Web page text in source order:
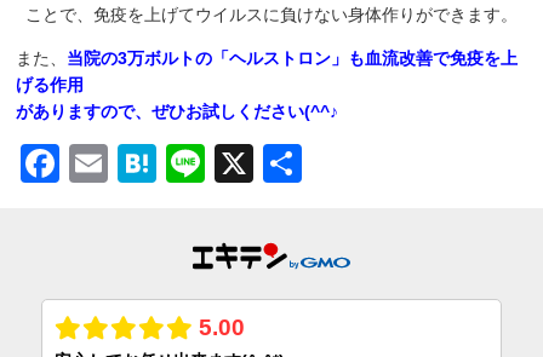
ことで、免疫を上げてウイルスに負けない身体作りができます。
また、 当院の3万ボルトの「ヘルストロン」も血流改善で免疫を上
げる作用
がありますので、ぜひお試しください(^^♪
Facebook
EmailHatena
Line
X